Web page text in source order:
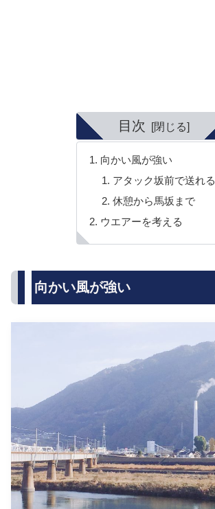
目次
向かい風が強い
アタック坂前で送れる
休憩から馬坂まで
ウエアーを考える
向かい風が強い